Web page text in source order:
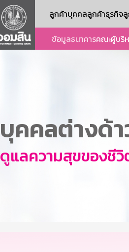
ลูกค้าบุคคลลูกค้าธุรกิจ
ข้อมูลธนาคารคณะผู้บริ
บุคคลต่างด้า
ดูแลความสุขของชี